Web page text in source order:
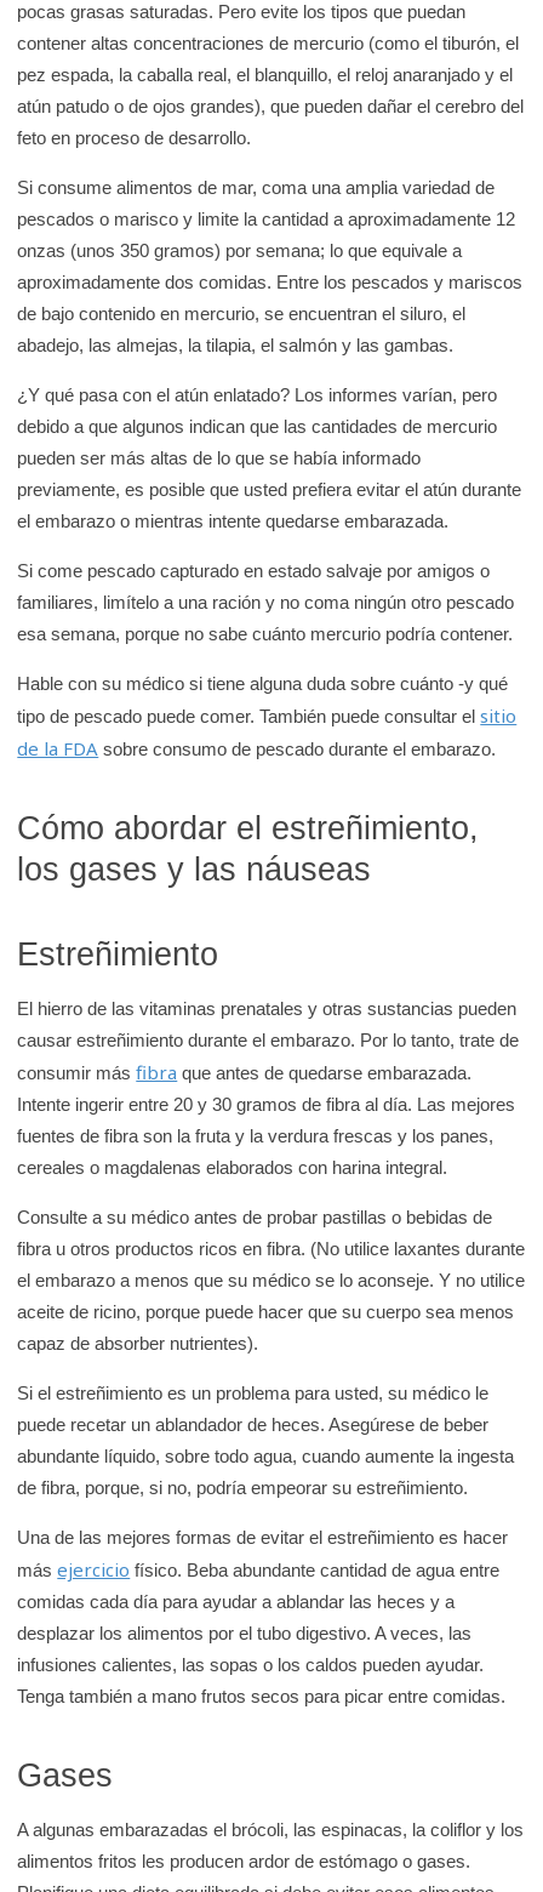
pocas grasas saturadas. Pero evite los tipos que puedan
contener altas concentraciones de mercurio (como el tiburón, el
pez espada, la caballa real, el blanquillo, el reloj anaranjado y el
atún patudo o de ojos grandes), que pueden dañar el cerebro del
feto en proceso de desarrollo.
Si consume alimentos de mar, coma una amplia variedad de
pescados o marisco y limite la cantidad a aproximadamente 12
onzas (unos 350 gramos) por semana; lo que equivale a
aproximadamente dos comidas. Entre los pescados y mariscos
de bajo contenido en mercurio, se encuentran el siluro, el
abadejo, las almejas, la tilapia, el salmón y las gambas.
¿Y qué pasa con el atún enlatado? Los informes varían, pero
debido a que algunos indican que las cantidades de mercurio
pueden ser más altas de lo que se había informado
previamente, es posible que usted prefiera evitar el atún durante
el embarazo o mientras intente quedarse embarazada.
Si come pescado capturado en estado salvaje por amigos o
familiares, limítelo a una ración y no coma ningún otro pescado
esa semana, porque no sabe cuánto mercurio podría contener.
Hable con su médico si tiene alguna duda sobre cuánto -y qué
tipo de pescado puede comer. También puede consultar elsitio
de la FDA sobre consumo de pescado durante el embarazo.
Cómo abordar el estreñimiento,
los gases y las náuseas
Estreñimiento
El hierro de las vitaminas prenatales y otras sustancias pueden
causar estreñimiento durante el embarazo. Por lo tanto, trate de
consumir másfibra que antes de quedarse embarazada.
Intente ingerir entre 20 y 30 gramos de fibra al día. Las mejores
fuentes de fibra son la fruta y la verdura frescas y los panes,
cereales o magdalenas elaborados con harina integral.
Consulte a su médico antes de probar pastillas o bebidas de
fibra u otros productos ricos en fibra. (No utilice laxantes durante
el embarazo a menos que su médico se lo aconseje. Y no utilice
aceite de ricino, porque puede hacer que su cuerpo sea menos
capaz de absorber nutrientes).
Si el estreñimiento es un problema para usted, su médico le
puede recetar un ablandador de heces. Asegúrese de beber
abundante líquido, sobre todo agua, cuando aumente la ingesta
de fibra, porque, si no, podría empeorar su estreñimiento.
Una de las mejores formas de evitar el estreñimiento es hacer
másejercicio físico. Beba abundante cantidad de agua entre
comidas cada día para ayudar a ablandar las heces y a
desplazar los alimentos por el tubo digestivo. A veces, las
infusiones calientes, las sopas o los caldos pueden ayudar.
Tenga también a mano frutos secos para picar entre comidas.
Gases
A algunas embarazadas el brócoli, las espinacas, la coliflor y los
alimentos fritos les producen ardor de estómago o gases.